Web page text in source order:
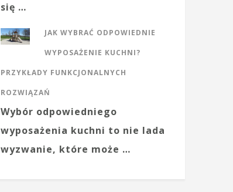
się …
JAK WYBRAĆ ODPOWIEDNIE
WYPOSAŻENIE KUCHNI?
PRZYKŁADY FUNKCJONALNYCH
ROZWIĄZAŃ
Wybór odpowiedniego
wyposażenia kuchni to nie lada
wyzwanie, które może …